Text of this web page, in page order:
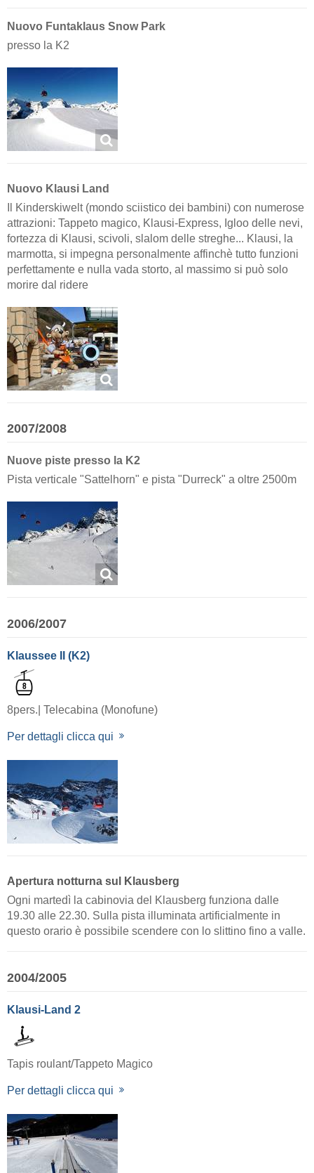
Nuovo Funtaklaus Snow Park
presso la K2
Nuovo Klausi Land
Il Kinderskiwelt (mondo sciistico dei bambini) con numerose
attrazioni: Tappeto magico, Klausi-Express, Igloo delle nevi,
fortezza di Klausi, scivoli, slalom delle streghe... Klausi, la
marmotta, si impegna personalmente affinchè tutto funzioni
perfettamente e nulla vada storto, al massimo si può solo
morire dal ridere
2007/2008
Nuove piste presso la K2
Pista verticale "Sattelhorn" e pista "Durreck" a oltre 2500m
2006/2007
Klaussee II (K2)
8pers.| Telecabina (Monofune)
Per dettagli clicca qui
Apertura notturna sul Klausberg
Ogni martedì la cabinovia del Klausberg funziona dalle
19.30 alle 22.30. Sulla pista illuminata artificialmente in
questo orario è possibile scendere con lo slittino fino a valle.
2004/2005
Klausi-Land 2
Tapis roulant/Tappeto Magico
Per dettagli clicca qui